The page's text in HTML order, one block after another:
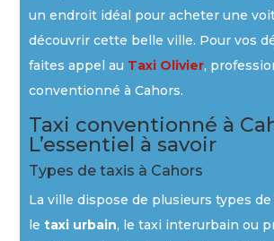
un endroit idéal pour acheter une
découvrir cette belle ville. Pour vos
faites appel au Taxi Olivier,
conventionné à Cahors.
Taxi conventionné à
L’essentiel à savoir
Types de taxis à Cahors
La ville dispose de plusieurs types de
le taxi urbain, le taxi interurbain ou